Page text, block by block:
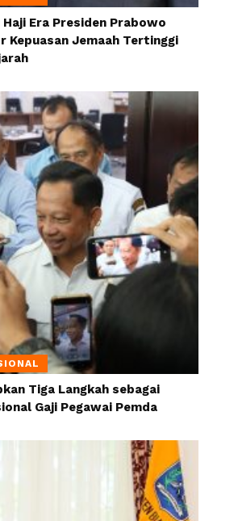
Era Presiden Prabowo
Kepuasan Jemaah Tertinggi
Tiga Langkah sebagai
Gaji Pegawai Pemda